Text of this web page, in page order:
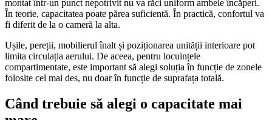
montat într-un punct nepotrivit nu va răci uniform ambele încăperi.
În teorie, capacitatea poate părea suficientă. În practică, confortul va
fi diferit de la o cameră la alta.
Ușile, pereții, mobilierul înalt și poziționarea unității interioare pot
limita circulația aerului. De aceea, pentru locuințele
compartimentate, este important să alegi soluția în funcție de zonele
folosite cel mai des, nu doar în funcție de suprafața totală.
Când trebuie să alegi o capacitate mai